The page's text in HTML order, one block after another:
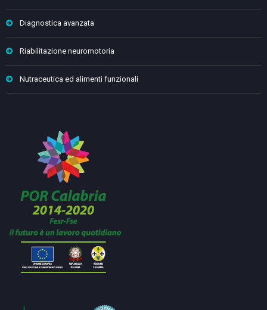
Diagnostica avanzata
Riabilitazione neuromotoria
Nutraceutica ed alimenti funzionali